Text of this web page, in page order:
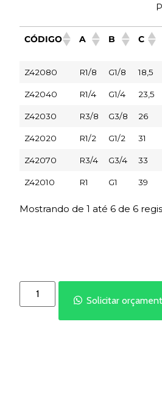
CÓDIGO A B C
Z42080 R1/8 G1/8 18,5
Z42040 R1/4 G1/4 23,5
Z42030 R3/8 G3/8 26
Z42020 R1/2 G1/2 31
Z42070 R3/4 G3/4 33
Z42010 R1 G1 39
Mostrando de 1 até 6 de 6
Solicitar